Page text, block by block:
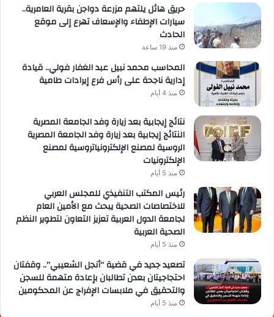
حريق هائل يلتهم مزرعة دواجن بقرية العامرية..
سيارات الإطفاء والإسعاف تهرع إلى موقع
الحادث
منذ 19 ساعة
المحاسب محمد نبيل عبد الغفار فولي.. قيادة
إدارية ناجحة على رأس فرع إيرادات طامية
منذ 4 أيام
نتائج إيجابية بعد زيارة وفد الجامعة المصرية
النتائج إيجابية بعد زيارة وفد الجامعة المصرية
الروسية لمصنع الإلكترونياتروسية لمصنع
الإلكترونيات
منذ 5 أيام
رئيس المكتب التنفيذي للمجلس العربي
للاختصاصات الصحية يبحث مع الأمين العام
لجامعة الدول العربية تعزيز التعاون لتطوير النظم
الصحية العربية
منذ 5 أيام
تصعيد جديد في قضية “أنجل الشعيبي”.. وقفتان
احتجاجيتان بعدن تطالبان بإعادة متهمة للسجن
والتحقيق في ملابسات الإفراج عن المحكومين
منذ 5 أيام